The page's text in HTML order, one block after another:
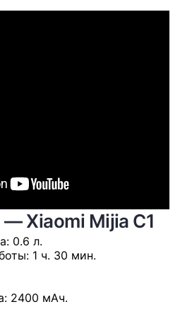
Xiaomi Mijia C1
: 0.6 л.
: 1 ч. 30 мин.
: 2400 мАч.